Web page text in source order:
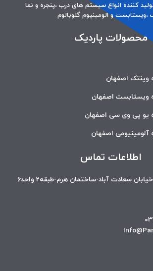
کننده انواع سیستم های درب ،پنجره و نما
و الومینیوم گلوبالوم
محصولات پاردیک
وینتک اصفهان
ویستابست اصفهان
یو پی وی سی اصفهان
آلومینیومی اصفهان
اطلاعات تماس
سعادت آباد-ساختمان هرم-طبقه2 واحد6